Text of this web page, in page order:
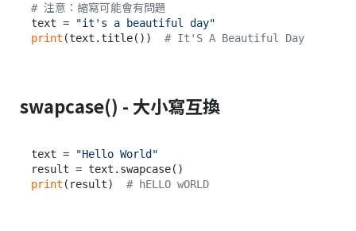
# 注意：縮寫可能會有問題
text =
"it's a beautiful day"
print (text.title()) # It'S A Beautiful Day
swapcase() - 大小寫互換
text =
"Hello World"
print (result) # hELLO wORLD